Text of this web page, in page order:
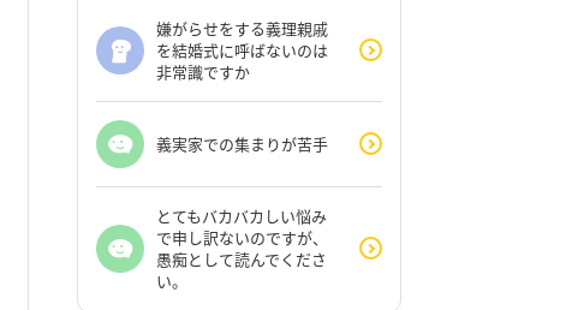
嫌がらせをする義理親戚
を結婚式に呼ばないのは
非常識ですか
義実家での集まりが苦手
とてもバカバカしい悩み
で申し訳ないのですが、
愚痴として読んでくださ
い。